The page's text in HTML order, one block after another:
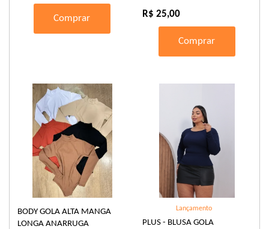
Comprar R$ 25,00
Comprar
BODY GOLA ALTA MANGA
LONGA ANARRUGA
Lançamento
PLUS - BLUSA GOLA